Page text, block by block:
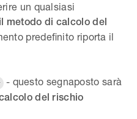
un qualsiasi
metodo di calcolo del
predefinito riporta il
- questo segnaposto sarà
del rischio